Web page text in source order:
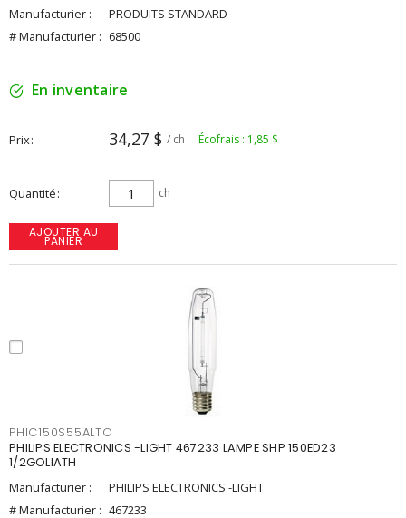
Manufacturier :
PRODUITS STANDARD
# Manufacturier : 68500
En inventaire
Prix 34,27 $ / ch Écofrais : 1,85 $
Quantité ch
AJOUTER AU
PANIER
PHIC150S55ALTO
PHILIPS ELECTRONICS -LIGHT 467233 LAMPE SHP 150ED23
1/2GOLIATH
Manufacturier :
PHILIPS ELECTRONICS -LIGHT
# Manufacturier : 467233